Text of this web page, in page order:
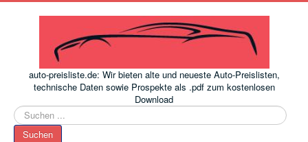
auto-preisliste.de: Wir bieten alte und neueste Auto-Preislisten,
technische Daten sowie Prospekte als .pdf zum kostenlosen
Download
Suchen
...
Suchen